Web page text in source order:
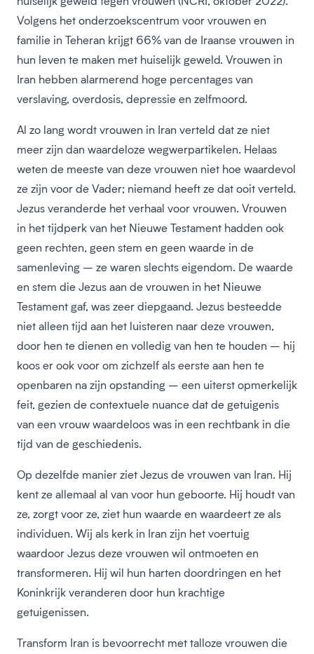
Volgens het onderzoekscentrum voor vrouwen en
familie in Teheran krijgt 66% van de Iraanse vrouwen in
hun leven te maken met huiselijk geweld. Vrouwen in
Iran hebben alarmerend hoge percentages van
verslaving, overdosis, depressie en zelfmoord.
Al zo lang wordt vrouwen in Iran verteld dat ze niet
meer zijn dan waardeloze wegwerpartikelen. Helaas
weten de meeste van deze vrouwen niet hoe waardevol
ze zijn voor de Vader; niemand heeft ze dat ooit verteld.
Jezus veranderde het verhaal voor vrouwen. Vrouwen
in het tijdperk van het Nieuwe Testament hadden ook
geen rechten, geen stem en geen waarde in de
samenleving – ze waren slechts eigendom. De waarde
en stem die Jezus aan de vrouwen in het Nieuwe
Testament gaf, was zeer diepgaand. Jezus besteedde
niet alleen tijd aan het luisteren naar deze vrouwen,
door hen te dienen en volledig van hen te houden – hij
koos er ook voor om zichzelf als eerste aan hen te
openbaren na zijn opstanding – een uiterst opmerkelijk
feit, gezien de contextuele nuance dat de getuigenis
van een vrouw waardeloos was in een rechtbank in die
tijd van de geschiedenis.
Op dezelfde manier ziet Jezus de vrouwen van Iran. Hij
kent ze allemaal al van voor hun geboorte. Hij houdt van
ze, zorgt voor ze, ziet hun waarde en waardeert ze als
individuen. Wij als kerk in Iran zijn het voertuig
waardoor Jezus deze vrouwen wil ontmoeten en
transformeren. Hij wil hun harten doordringen en het
Koninkrijk veranderen door hun krachtige
getuigenissen.
Transform Iran is bevoorrecht met talloze vrouwen die